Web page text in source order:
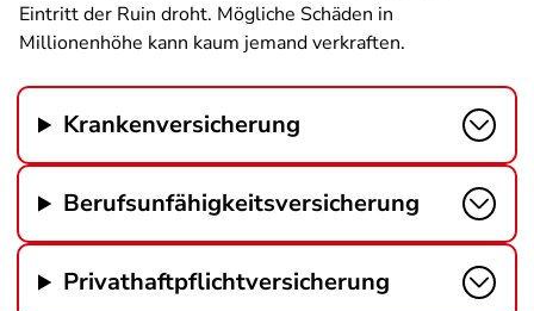
Eintritt der Ruin droht. Mögliche Schäden in
Millionenhöhe kann kaum jemand verkraften.
Krankenversicherung
Berufsunfähigkeitsversicherung
Privathaftpflichtversicherung